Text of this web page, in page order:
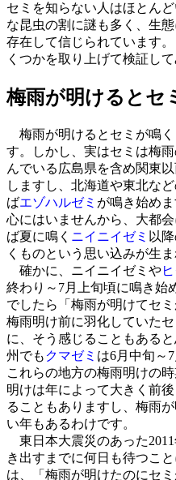
セミを知らない人はほとん
な昆虫の割に謎も多く、生
存在して信じられています
くつかを取り上げて検証して
梅雨が明けるとセ
梅雨が明けるとセミが鳴
す。しかし、実はセミは梅
んでいる広島県を含め関東
しますし、北海道や東北な
ばエゾハルゼミ が鳴き始め
心にはいませんから、大都
ば夏に鳴く ニイニイゼミ 以
くものという思い込みが生ま
確かに、ニイニイゼミや
終わり～7月上旬頃に鳴き始
でしたら「梅雨が明けてセ
梅雨明け前に羽化していた
に、そう感じることもある
州でも クマゼミ は6月中旬～
これらの地方の梅雨明けの
明けは年によって大きく前
ることもありますし、梅雨
い年もあるわけです。
東日本大震災のあった
き出すまでに何日も待つこ
は、「梅雨が明けたのにセ